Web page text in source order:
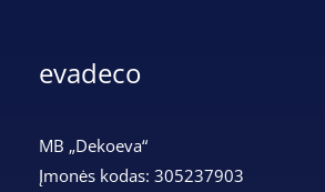
evadeco
MB „Dekoeva“
Įmonės kodas: 305237903